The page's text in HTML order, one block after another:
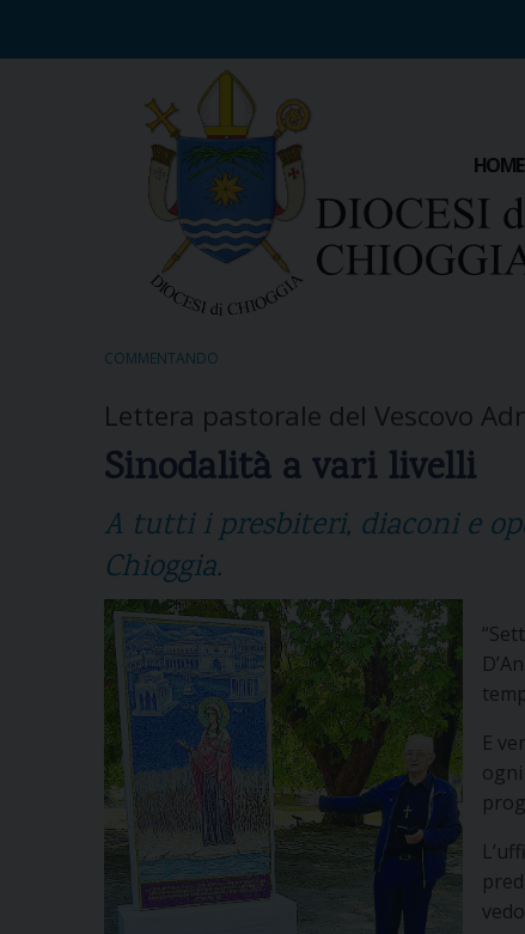
HOME
COMMENTANDO
Lettera pastorale del Vescovo
Sinodalità a vari livelli
A tutti i presbiteri, diaconi e
Chioggia.
E